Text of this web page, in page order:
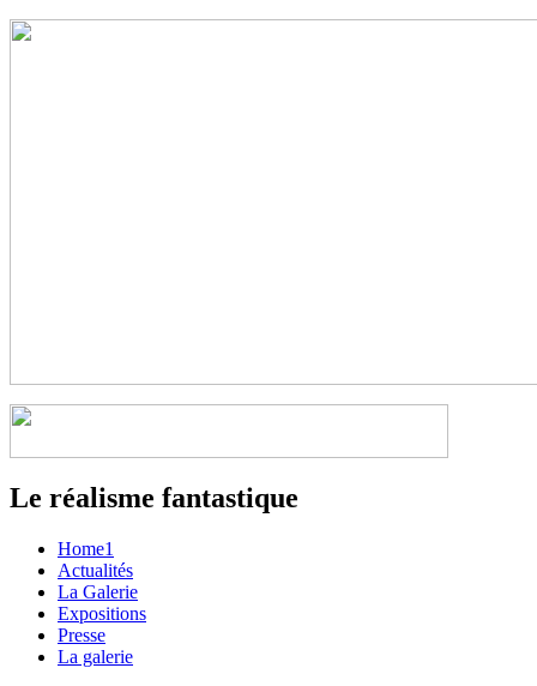
Le réalisme fantastique
Home1
Actualités
La Galerie
Expositions
Presse
La galerie